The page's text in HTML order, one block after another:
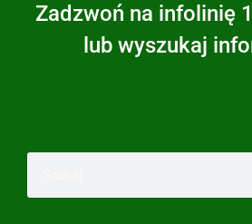
Zadzwoń na infolinię
lub wyszukaj